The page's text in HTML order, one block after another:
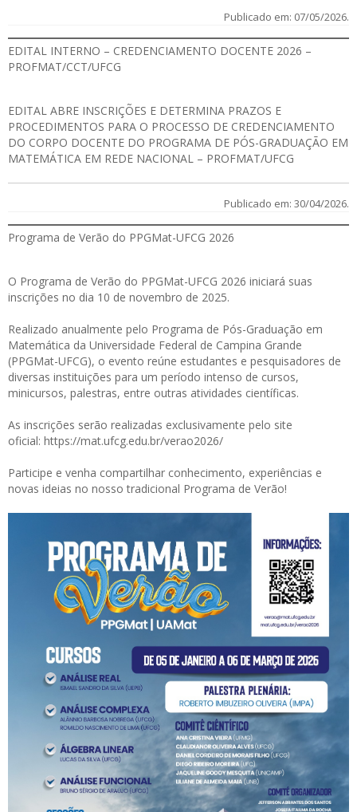
Publicado em: 07/05/2026.
EDITAL INTERNO – CREDENCIAMENTO DOCENTE 2026 –
PROFMAT/CCT/UFCG
EDITAL ABRE INSCRIÇÕES E DETERMINA PRAZOS E
PROCEDIMENTOS PARA O PROCESSO DE CREDENCIAMENTO
DO CORPO DOCENTE DO PROGRAMA DE PÓS-GRADUAÇÃO EM
MATEMÁTICA EM REDE NACIONAL – PROFMAT/UFCG
Publicado em: 30/04/2026.
Programa de Verão do PPGMat-UFCG 2026
O Programa de Verão do PPGMat-UFCG 2026 iniciará suas
inscrições no dia 10 de novembro de 2025.
Realizado anualmente pelo Programa de Pós-Graduação em
Matemática da Universidade Federal de Campina Grande
(PPGMat-UFCG), o evento reúne estudantes e pesquisadores de
diversas instituições para um período intenso de cursos,
minicursos, palestras, entre outras atividades científicas.
As inscrições serão realizadas exclusivamente pelo site
oficial: https://mat.ufcg.edu.br/verao2026/
Participe e venha compartilhar conhecimento, experiências e
novas ideias no nosso tradicional Programa de Verão!